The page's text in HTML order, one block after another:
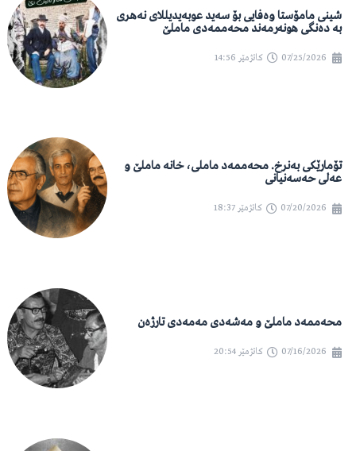
شینی مامۆستا وەفایی بۆ سەید عوبەیدیللای نەهری
بە دەنگی هونەرمەند محەممەدی ماملێ
07/25/2026 کاتژمێر 14:56
تۆمارێکی بەنرخ. محەممەد ماملی، خانە ماملێ و
عەلی حەسەنیانی
07/20/2026 کاتژمێر 18:37
محەممەد ماملێ و مەشەدی مەمەدی تارژەن
07/16/2026 کاتژمێر 20:54